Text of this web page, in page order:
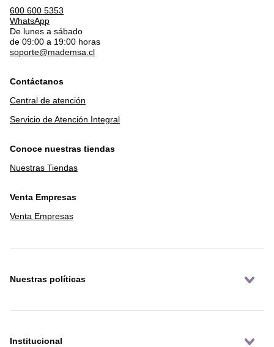
600 600 5353
WhatsApp
De lunes a sábado
de 09:00 a 19:00 horas
soporte@mademsa.cl
Contáctanos
Central de atención
Servicio de Atención Integral
Conoce nuestras tiendas
Nuestras Tiendas
Venta Empresas
Venta Empresas
Nuestras políticas
Institucional